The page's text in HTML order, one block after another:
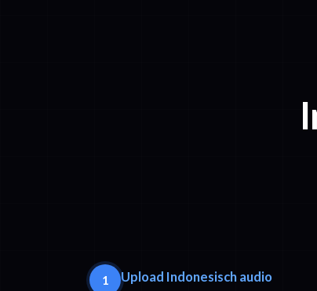
1 Upload Indonesisch audio